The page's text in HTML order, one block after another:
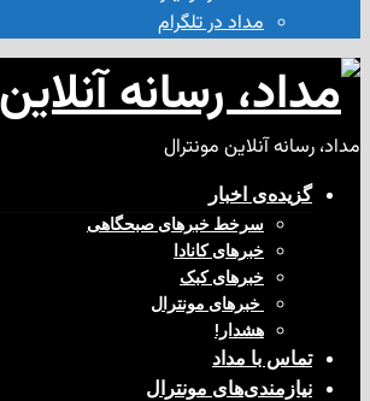
مداد در تلگرام
مونترال
اخبار
سرخط خبرهای صبحگاهی
خبرهای کانادا
خبرهای کبک
‌ خبرهای مونترال
مداد
مونترال